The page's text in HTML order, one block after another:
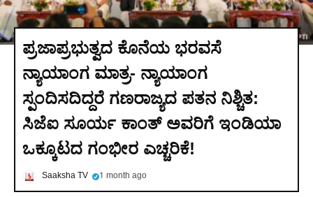
ಪ್ರಜಾಪ್ರಭುತ್ವದ ಕೊನೆಯ ಭರವಸೆ
ನ್ಯಾಯಾಂಗ ಮಾತ್ರ- ನ್ಯಾಯಾಂಗ
ಸ್ಪಂದಿಸದಿದ್ದರೆ ಗಣರಾಜ್ಯದ ಪತನ ನಿಶ್ಚಿತ:
ಸಿಜೆಐ ಸೂರ್ಯ ಕಾಂತ್ ಅವರಿಗೆ ಇಂಡಿಯಾ
ಒಕ್ಕೂಟದ ಗಂಭೀರ ಎಚ್ಚರಿಕೆ!
Saaksha TV 1 month ago